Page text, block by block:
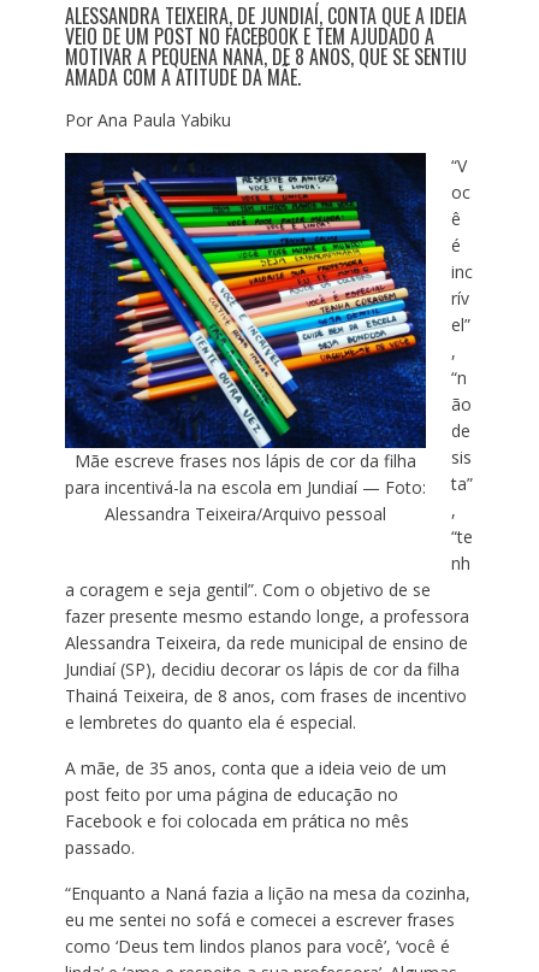
ALESSANDRA TEIXEIRA, DE JUNDIAÍ, CONTA QUE A IDEIA
VEIO DE UM POST NO FACEBOOK E TEM AJUDADO A
MOTIVAR A PEQUENA NANÁ, DE 8 ANOS, QUE SE SENTIU
AMADA COM A ATITUDE DA MÃE.
Por Ana Paula Yabiku
Mãe escreve frases nos lápis de cor da filha
para incentivá-la na escola em Jundiaí — Foto:
Alessandra Teixeira/Arquivo pessoal
“V
oc
ê
é
inc
rív
el”
,
“n
ão
de
sis
ta”
,
“te
nh
a coragem e seja gentil”. Com o objetivo de se
fazer presente mesmo estando longe, a professora
Alessandra Teixeira, da rede municipal de ensino de
Jundiaí (SP), decidiu decorar os lápis de cor da filha
Thainá Teixeira, de 8 anos, com frases de incentivo
e lembretes do quanto ela é especial.
A mãe, de 35 anos, conta que a ideia veio de um
post feito por uma página de educação no
Facebook e foi colocada em prática no mês
passado.
“Enquanto a Naná fazia a lição na mesa da cozinha,
eu me sentei no sofá e comecei a escrever frases
como ‘Deus tem lindos planos para você’, ‘você é